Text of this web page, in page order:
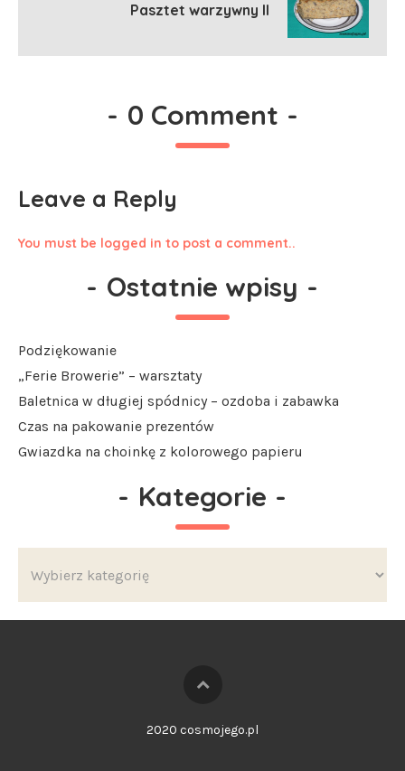
Pasztet warzywny II
- 0 Comment -
Leave a Reply
You must be logged in to post a comment..
- Ostatnie wpisy -
Podziękowanie
„Ferie Browerie” – warsztaty
Baletnica w długiej spódnicy – ozdoba i zabawka
Czas na pakowanie prezentów
Gwiazdka na choinkę z kolorowego papieru
- Kategorie -
2020 cosmojego.pl